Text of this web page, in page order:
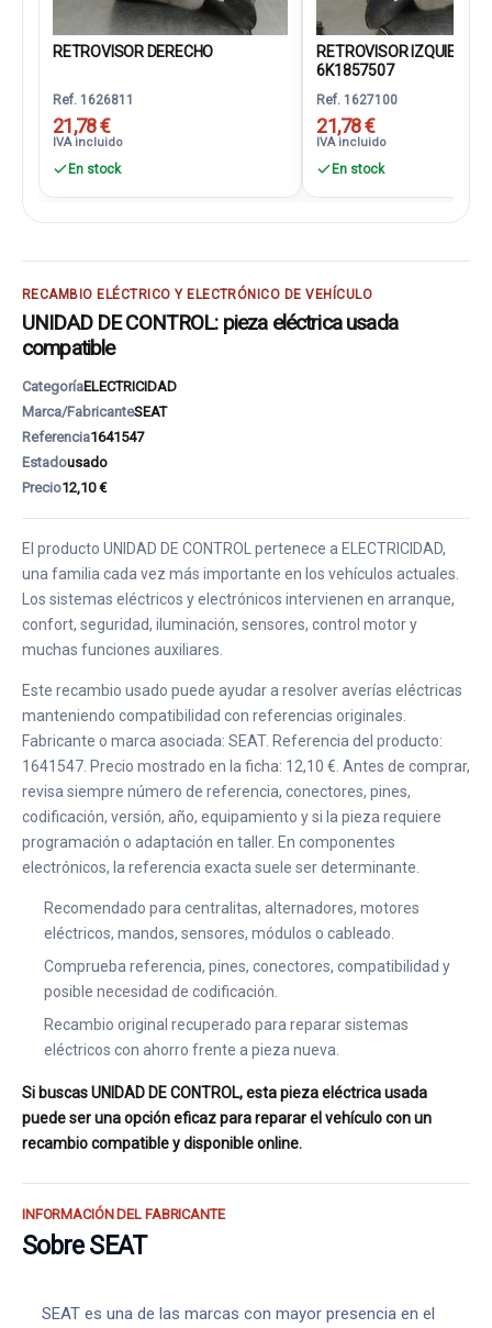
RETROVISOR DERECHO
Ref. 1626811
21,78 €
IVA incluido
En stock
RETROVISOR IZQUIERDO
6K1857507
Ref. 1627100
21,78 €
IVA incluido
En stock
RECAMBIO ELÉCTRICO Y ELECTRÓNICO DE VEHÍCULO
UNIDAD DE CONTROL: pieza eléctrica usada
compatible
CategoríaELECTRICIDAD
Marca/FabricanteSEAT
Referencia1641547
Estadousado
Precio12,10 €
El producto UNIDAD DE CONTROL pertenece a ELECTRICIDAD,
una familia cada vez más importante en los vehículos actuales.
Los sistemas eléctricos y electrónicos intervienen en arranque,
confort, seguridad, iluminación, sensores, control motor y
muchas funciones auxiliares.
Este recambio usado puede ayudar a resolver averías eléctricas
manteniendo compatibilidad con referencias originales.
Fabricante o marca asociada: SEAT. Referencia del producto:
1641547. Precio mostrado en la ficha: 12,10 €. Antes de comprar,
revisa siempre número de referencia, conectores, pines,
codificación, versión, año, equipamiento y si la pieza requiere
programación o adaptación en taller. En componentes
electrónicos, la referencia exacta suele ser determinante.
Recomendado para centralitas, alternadores, motores
eléctricos, mandos, sensores, módulos o cableado.
Comprueba referencia, pines, conectores, compatibilidad y
posible necesidad de codificación.
Recambio original recuperado para reparar sistemas
eléctricos con ahorro frente a pieza nueva.
Si buscas UNIDAD DE CONTROL, esta pieza eléctrica usada
puede ser una opción eficaz para reparar el vehículo con un
recambio compatible y disponible online.
INFORMACIÓN DEL FABRICANTE
Sobre SEAT
SEAT es una de las marcas con mayor presencia en el